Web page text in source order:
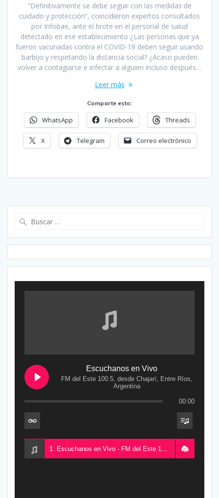
“Definitivamente se debe seguir con las medidas de
cuidado y protección”, coincidieron expertos consultados
por Infobae, ante el brote en el personal de salud
detectado en ese establecimiento ¿Las personas que ya
fueron vacunadas contra el COVID-19 deben seguir usando
barbijo y respetando la distancia social? ¿Acaso pueden
volver a contagiarse e infectar a alguien incluso después…
Leer más
Comparte esto:
WhatsApp Facebook Threads
X Telegram Correo electrónico
Escuchanos en Vivo
FM del Este 100.5, desde Chajarí, Entre Ríos,
Argentina
00:00
1. Escuchanos en Vivo - FM del Este 100.5, desde Chajarí, Entre Ríos, Argentina